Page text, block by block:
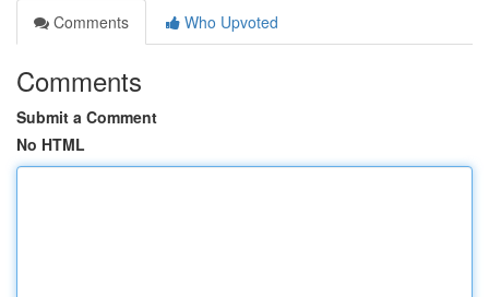
Comments
Who Upvoted
Comments
Submit a Comment
No HTML